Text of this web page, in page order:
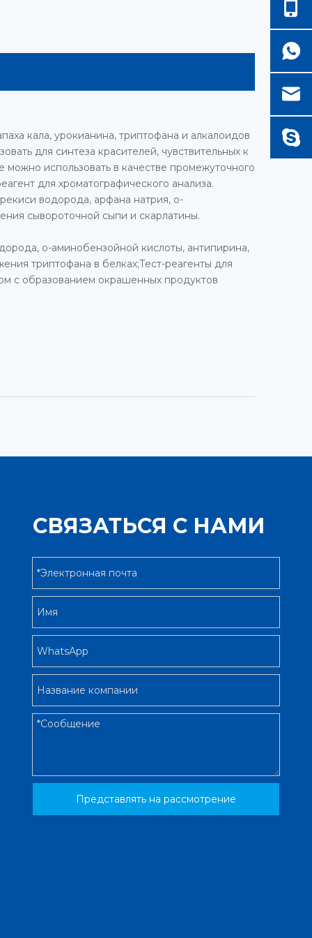
кала, урокианина, триптофана и алкалоидов
для синтеза красителей, чувствительных к
можно использовать в качестве промежуточного
для хроматографического анализа.
водорода, арфана натрия, о-
сывороточной сыпи и скарлатины.
о-аминобензойной кислоты, антипирина,
триптофана в белках;Тест-реагенты для
с образованием окрашенных продуктов
СВЯЗАТЬСЯ С НАМИ
Представлять на рассмотрение